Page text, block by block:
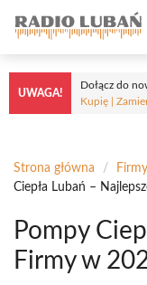
treści
UWAGA!
Dołącz do
Kupię |
Strona główna / Firmy
Ciepła Lubań –
Pompy
Firmy w